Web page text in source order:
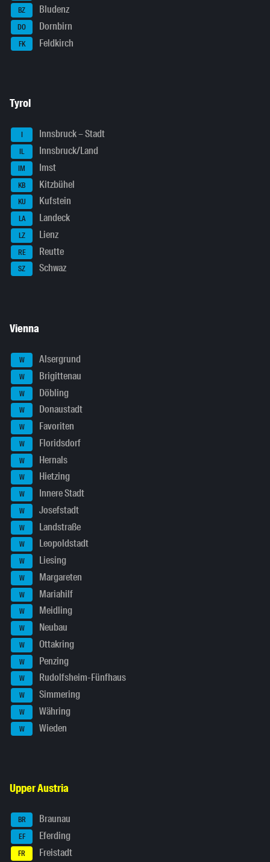
BZ Bludenz
DO Dornbirn
FK Feldkirch
Tyrol
I Innsbruck – Stadt
IL Innsbruck/Land
IM Imst
KB Kitzbühel
KU Kufstein
LA Landeck
LZ Lienz
RE Reutte
SZ Schwaz
Vienna
W Alsergrund
W Brigittenau
W Döbling
W Donaustadt
W Favoriten
W Floridsdorf
W Hernals
W Hietzing
W Innere Stadt
W Josefstadt
W Landstraße
W Leopoldstadt
W Liesing
W Margareten
W Mariahilf
W Meidling
W Neubau
W Ottakring
W Penzing
W Rudolfsheim-Fünfhaus
W Simmering
W Währing
W Wieden
Upper Austria
BR Braunau
EF Eferding
FR Freistadt